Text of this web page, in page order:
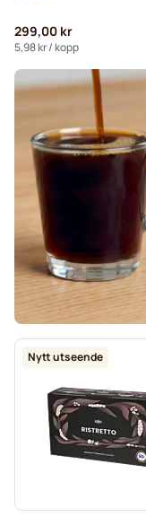
299,00 kr
5,98 kr/ kopp
Nytt utseende